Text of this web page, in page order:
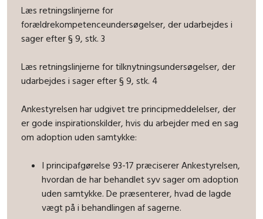
Læs retningslinjerne for
forældrekompetenceundersøgelser, der udarbejdes i
sager efter § 9, stk. 3
Læs retningslinjerne for tilknytningsundersøgelser, der
udarbejdes i sager efter § 9, stk. 4
Ankestyrelsen har udgivet tre principmeddelelser, der
er gode inspirationskilder, hvis du arbejder med en sag
om adoption uden samtykke:
I principafgørelse 93-17 præciserer Ankestyrelsen,
hvordan de har behandlet syv sager om adoption
uden samtykke. De præsenterer, hvad de lagde
vægt på i behandlingen af sagerne.